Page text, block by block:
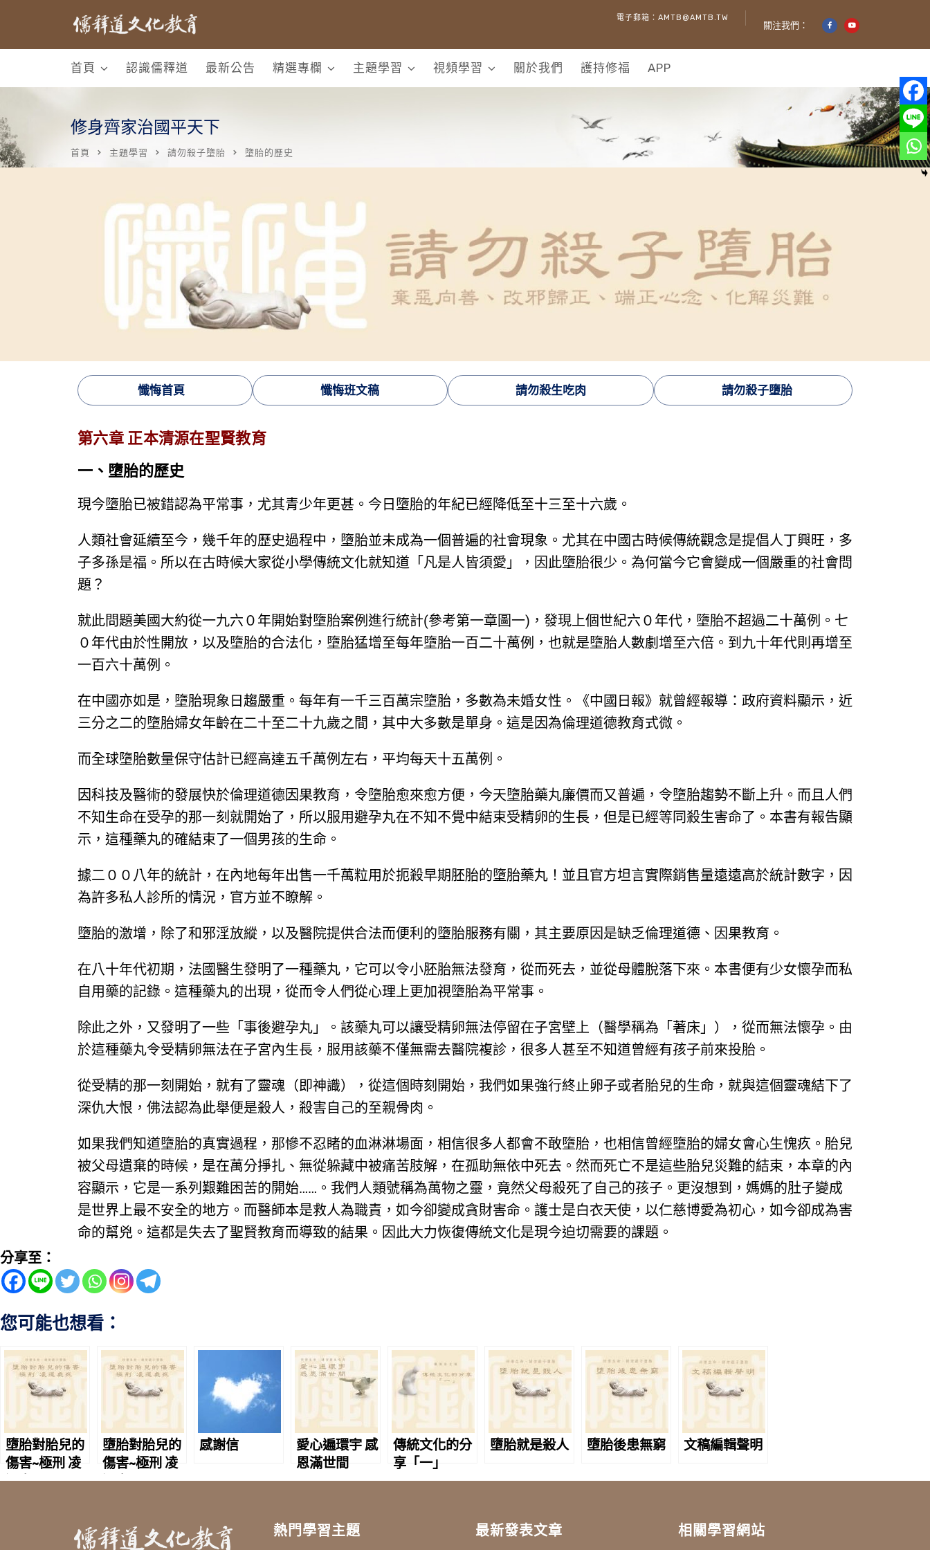
電子郵箱：AMTB@AMTB.TW
關注我們：
首頁 認識儒釋道 最新公告 精選專欄 主題學習 視頻學習 關於我們 護持修福 APP
修身齊家治國平天下
首頁 主題學習 請勿殺子墮胎 墮胎的歷史
懺悔首頁 懺悔班文稿 請勿殺生吃肉 請勿殺子墮胎
第六章 正本清源在聖賢教育
一、墮胎的歷史
現今墮胎已被錯認為平常事，尤其青少年更甚。今日墮胎的年紀已經降低至十三至十六歲。
人類社會延續至今，幾千年的歷史過程中，墮胎並未成為一個普遍的社會現象。尤其在中國古時候傳統觀念是提倡人丁興旺，多
子多孫是福。所以在古時候大家從小學傳統文化就知道「凡是人皆須愛」，因此墮胎很少。為何當今它會變成一個嚴重的社會問
題？
就此問題美國大約從一九六０年開始對墮胎案例進行統計(參考第一章圖一)，發現上個世紀六０年代，墮胎不超過二十萬例。七
０年代由於性開放，以及墮胎的合法化，墮胎猛增至每年墮胎一百二十萬例，也就是墮胎人數劇增至六倍。到九十年代則再增至
一百六十萬例。
在中國亦如是，墮胎現象日趨嚴重。每年有一千三百萬宗墮胎，多數為未婚女性。《中國日報》就曾經報導：政府資料顯示，近
三分之二的墮胎婦女年齡在二十至二十九歲之間，其中大多數是單身。這是因為倫理道德教育式微。
而全球墮胎數量保守估計已經高達五千萬例左右，平均每天十五萬例。
因科技及醫術的發展快於倫理道德因果教育，令墮胎愈來愈方便，今天墮胎藥丸廉價而又普遍，令墮胎趨勢不斷上升。而且人們
不知生命在受孕的那一刻就開始了，所以服用避孕丸在不知不覺中結束受精卵的生長，但是已經等同殺生害命了。本書有報告顯
示，這種藥丸的確結束了一個男孩的生命。
據二００八年的統計，在內地每年出售一千萬粒用於扼殺早期胚胎的墮胎藥丸！並且官方坦言實際銷售量遠遠高於統計數字，因
為許多私人診所的情況，官方並不瞭解。
墮胎的激增，除了和邪淫放縱，以及醫院提供合法而便利的墮胎服務有關，其主要原因是缺乏倫理道德、因果教育。
在八十年代初期，法國醫生發明了一種藥丸，它可以令小胚胎無法發育，從而死去，並從母體脫落下來。本書便有少女懷孕而私
自用藥的記錄。這種藥丸的出現，從而令人們從心理上更加視墮胎為平常事。
除此之外，又發明了一些「事後避孕丸」。該藥丸可以讓受精卵無法停留在子宮壁上（醫學稱為「著床」），從而無法懷孕。由
於這種藥丸令受精卵無法在子宮內生長，服用該藥不僅無需去醫院複診，很多人甚至不知道曾經有孩子前來投胎。
從受精的那一刻開始，就有了靈魂（即神識），從這個時刻開始，我們如果強行終止卵子或者胎兒的生命，就與這個靈魂結下了
深仇大恨，佛法認為此舉便是殺人，殺害自己的至親骨肉。
如果我們知道墮胎的真實過程，那慘不忍睹的血淋淋場面，相信很多人都會不敢墮胎，也相信曾經墮胎的婦女會心生愧疚。胎兒
被父母遺棄的時候，是在萬分掙扎、無從躲藏中被痛苦肢解，在孤助無依中死去。然而死亡不是這些胎兒災難的結束，本章的內
容顯示，它是一系列艱難困苦的開始……。我們人類號稱為萬物之靈，竟然父母殺死了自己的孩子。更沒想到，媽媽的肚子變成
是世界上最不安全的地方。而醫師本是救人為職責，如今卻變成貪財害命。護士是白衣天使，以仁慈博愛為初心，如今卻成為害
命的幫兇。這都是失去了聖賢教育而導致的結果。因此大力恢復傳統文化是現今迫切需要的課題。
分享至：
您可能也想看：
墮胎對胎兒的
傷害~極刑 凌
遲處死
墮胎對胎兒的
傷害~極刑 凌
遲處死
感謝信
愛心遍環宇 感
恩滿世間
傳統文化的分
享「一」
墮胎就是殺人 墮胎後患無窮 文稿編輯聲明
熱門學習主題 最新發表文章 相關學習網站